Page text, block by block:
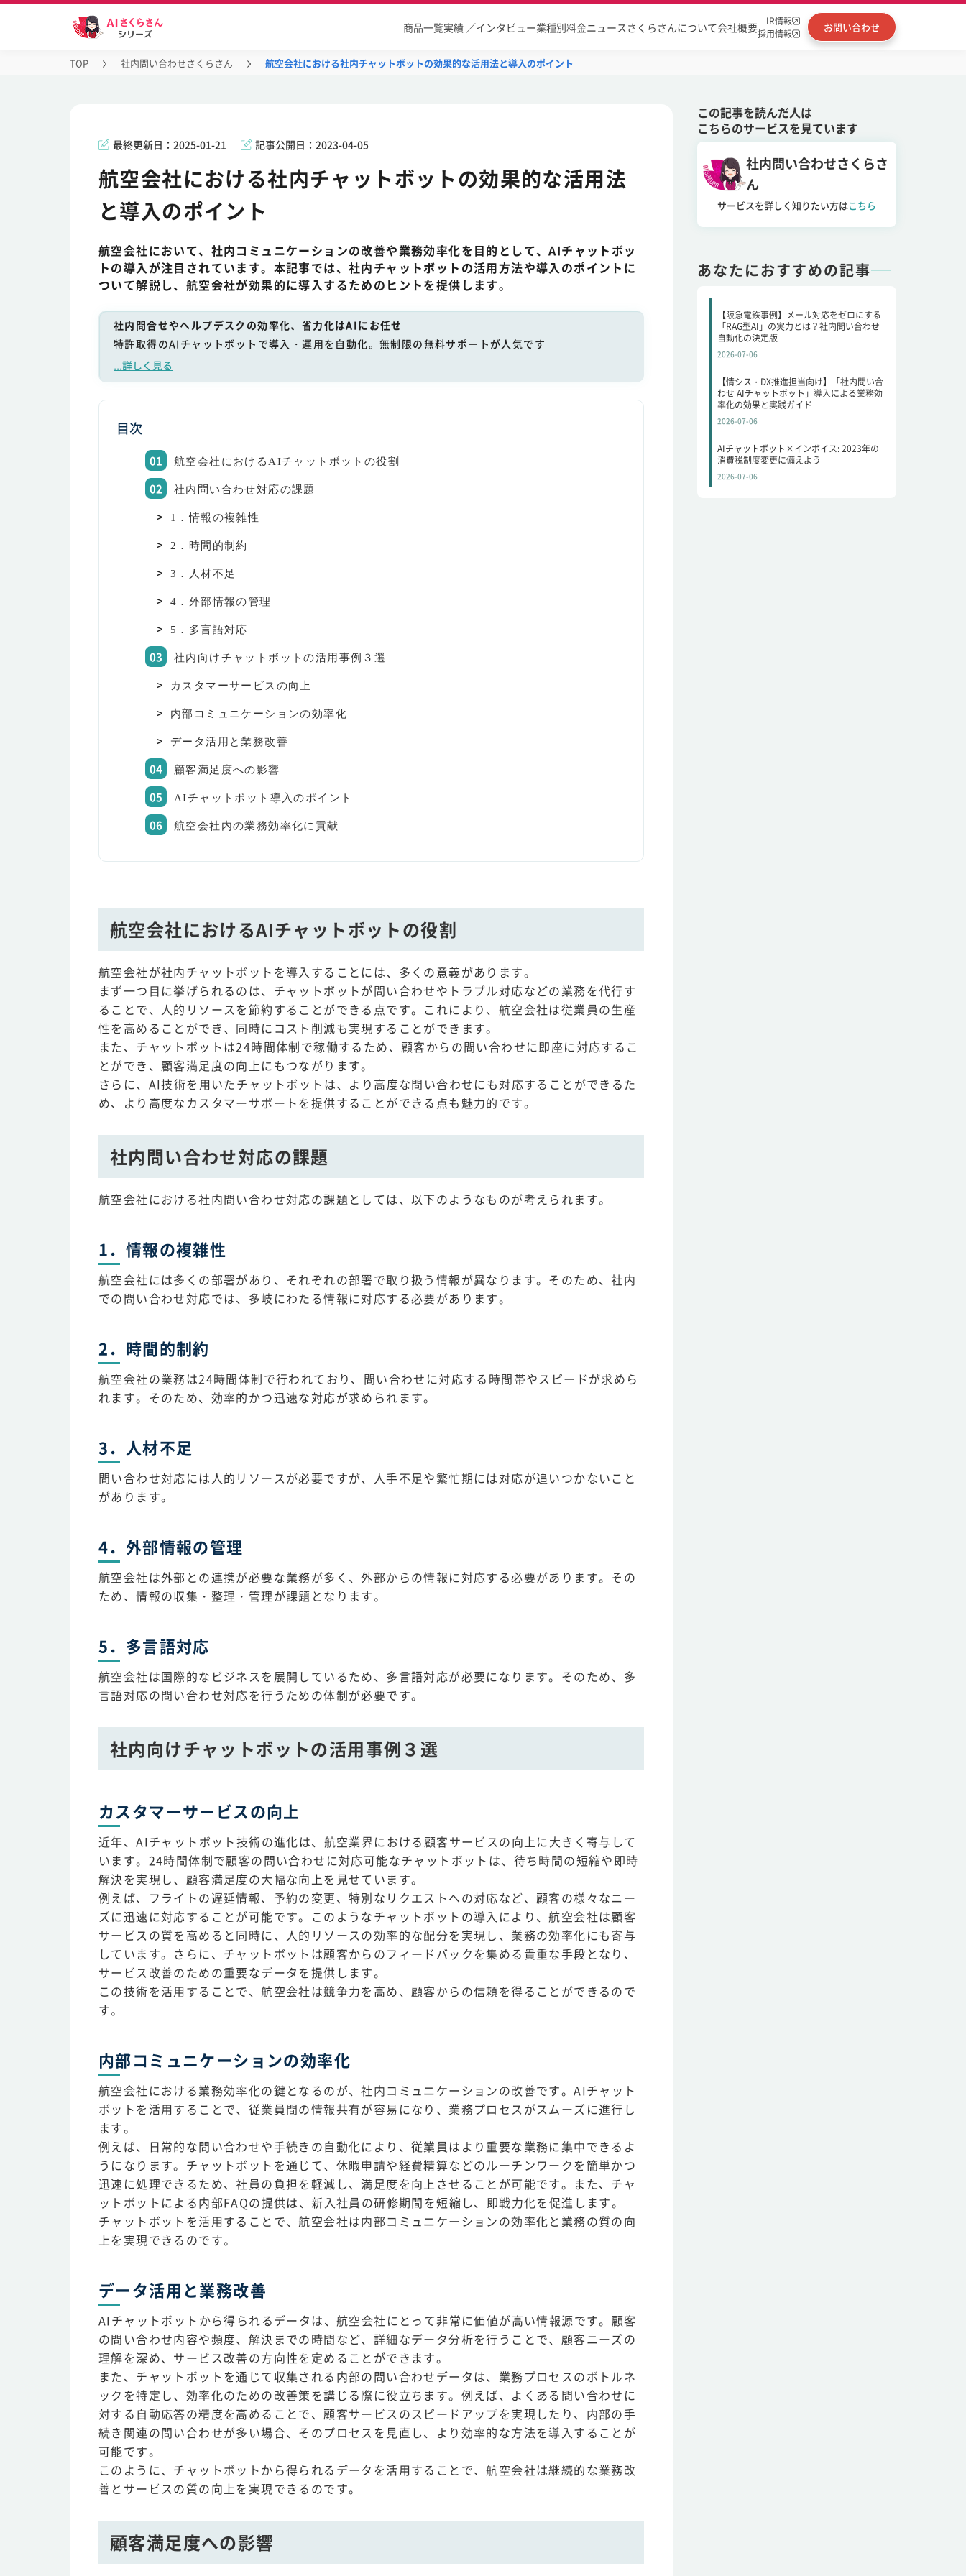
商品一覧実績 ／インタビュー業種別料金ニュース さくらさんについて会社概要
IR情報
採用情報
お問い合わせ
TOP 社内問い合わせさくらさん 航空会社における社内チャットボットの効果的な活用法と導入のポイント
最終更新日： 2025-01-21 記事公開日： 2023-04-05
航空会社における社内チャットボットの効果的な活用法
と導入のポイント
航空会社において、社内コミュニケーションの改善や業務効率化を目的として、AIチャットボッ
トの導入が注目されています。本記事では、社内チャットボットの活用方法や導入のポイントに
ついて解説し、航空会社が効果的に導入するためのヒントを提供します。
社内問合せやヘルプデスクの効率化、省力化はAIにお任せ
特許取得のAIチャットボットで導入・運用を自動化。無制限の無料サポートが人気です
...詳しく見る
目次
航空会社におけるAIチャットボットの役割
社内問い合わせ対応の課題
1．情報の複雑性
2．時間的制約
3．人材不足
4．外部情報の管理
5．多言語対応
社内向けチャットボットの活用事例３選
カスタマーサービスの向上
内部コミュニケーションの効率化
データ活用と業務改善
顧客満足度への影響
AIチャットボット導入のポイント
航空会社内の業務効率化に貢献
航空会社におけるAIチャットボットの役割
航空会社が社内チャットボットを導入することには、多くの意義があります。
まず一つ目に挙げられるのは、チャットボットが問い合わせやトラブル対応などの業務を代行す
ることで、人的リソースを節約することができる点です。これにより、航空会社は従業員の生産
性を高めることができ、同時にコスト削減も実現することができます。
また、チャットボットは24時間体制で稼働するため、顧客からの問い合わせに即座に対応するこ
とができ、顧客満足度の向上にもつながります。
さらに、AI技術を用いたチャットボットは、より高度な問い合わせにも対応することができるた
め、より高度なカスタマーサポートを提供することができる点も魅力的です。
社内問い合わせ対応の課題
航空会社における社内問い合わせ対応の課題としては、以下のようなものが考えられます。
1．情報の複雑性
航空会社には多くの部署があり、それぞれの部署で取り扱う情報が異なります。そのため、社内
での問い合わせ対応では、多岐にわたる情報に対応する必要があります。
2．時間的制約
航空会社の業務は24時間体制で行われており、問い合わせに対応する時間帯やスピードが求めら
れます。そのため、効率的かつ迅速な対応が求められます。
3．人材不足
問い合わせ対応には人的リソースが必要ですが、人手不足や繁忙期には対応が追いつかないこと
があります。
4．外部情報の管理
航空会社は外部との連携が必要な業務が多く、外部からの情報に対応する必要があります。その
ため、情報の収集・整理・管理が課題となります。
5．多言語対応
航空会社は国際的なビジネスを展開しているため、多言語対応が必要になります。そのため、多
言語対応の問い合わせ対応を行うための体制が必要です。
社内向けチャットボットの活用事例３選
カスタマーサービスの向上
近年、AIチャットボット技術の進化は、航空業界における顧客サービスの向上に大きく寄与して
います。24時間体制で顧客の問い合わせに対応可能なチャットボットは、待ち時間の短縮や即時
解決を実現し、顧客満足度の大幅な向上を見せています。
例えば、フライトの遅延情報、予約の変更、特別なリクエストへの対応など、顧客の様々なニー
ズに迅速に対応することが可能です。このようなチャットボットの導入により、航空会社は顧客
サービスの質を高めると同時に、人的リソースの効率的な配分を実現し、業務の効率化にも寄与
しています。さらに、チャットボットは顧客からのフィードバックを集める貴重な手段となり、
サービス改善のための重要なデータを提供します。
この技術を活用することで、航空会社は競争力を高め、顧客からの信頼を得ることができるので
す。
内部コミュニケーションの効率化
航空会社における業務効率化の鍵となるのが、社内コミュニケーションの改善です。AIチャット
ボットを活用することで、従業員間の情報共有が容易になり、業務プロセスがスムーズに進行し
ます。
例えば、日常的な問い合わせや手続きの自動化により、従業員はより重要な業務に集中できるよ
うになります。チャットボットを通じて、休暇申請や経費精算などのルーチンワークを簡単かつ
迅速に処理できるため、社員の負担を軽減し、満足度を向上させることが可能です。また、チャ
ットボットによる内部FAQの提供は、新入社員の研修期間を短縮し、即戦力化を促進します。
チャットボットを活用することで、航空会社は内部コミュニケーションの効率化と業務の質の向
上を実現できるのです。
データ活用と業務改善
AIチャットボットから得られるデータは、航空会社にとって非常に価値が高い情報源です。顧客
の問い合わせ内容や頻度、解決までの時間など、詳細なデータ分析を行うことで、顧客ニーズの
理解を深め、サービス改善の方向性を定めることができます。
また、チャットボットを通じて収集される内部の問い合わせデータは、業務プロセスのボトルネ
ックを特定し、効率化のための改善策を講じる際に役立ちます。例えば、よくある問い合わせに
対する自動応答の精度を高めることで、顧客サービスのスピードアップを実現したり、内部の手
続き関連の問い合わせが多い場合、そのプロセスを見直し、より効率的な方法を導入することが
可能です。
このように、チャットボットから得られるデータを活用することで、航空会社は継続的な業務改
善とサービスの質の向上を実現できるのです。
顧客満足度への影響
この記事を読んだ人は
こちらのサービスを見ています
社内問い合わせさくらさ
ん
サービスを詳しく知りたい方はこちら
あなたにおすすめの記事
【阪急電鉄事例】メール対応をゼロにする
「RAG型AI」の実力とは？社内問い合わせ
自動化の決定版
2026-07-06
【情シス・DX推進担当向け】「社内問い合
わせ AIチャットボット」導入による業務効
率化の効果と実践ガイド
2026-07-06
AIチャットボット×インボイス: 2023年の
消費税制度変更に備えよう
2026-07-06